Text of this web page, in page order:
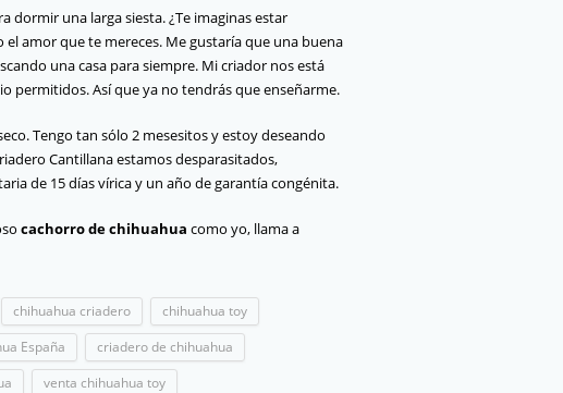
dormir una larga siesta. ¿Te imaginas estar
el amor que te mereces. Me gustaría que una buena
una casa para siempre. Mi criador nos está
permitidos. Así que ya no tendrás que enseñarme.
Tengo tan sólo 2 mesesitos y estoy deseando
Cantillana estamos desparasitados,
de 15 días vírica y un año de garantía congénita.
cachorro de chihuahua como yo, llama a
chihuahua criadero
chihuahua toy
España
criadero de chihuahua
venta chihuahua toy